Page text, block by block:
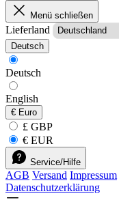
Menü schließen
Lieferland
Deutsch
Deutsch
English
€ Euro
£ GBP
€ EUR
Service/Hilfe
AGB Versand Impressum
Datenschutzerklärung